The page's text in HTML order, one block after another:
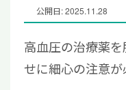
公開日: 2025.11.28
高血圧の治療薬
せに細心の注意が